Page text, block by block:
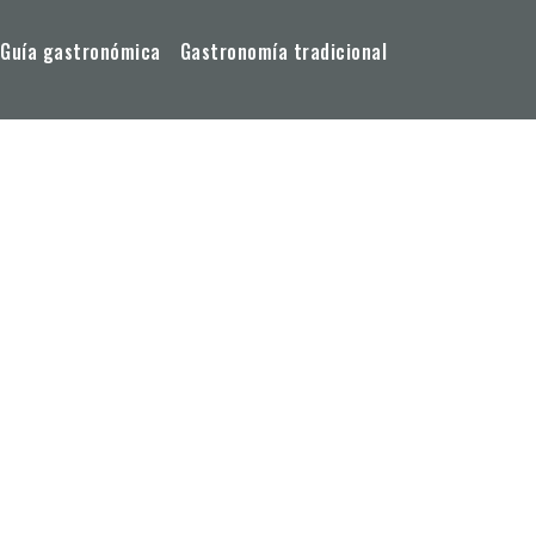
Guía gastronómica Gastronomía tradicional